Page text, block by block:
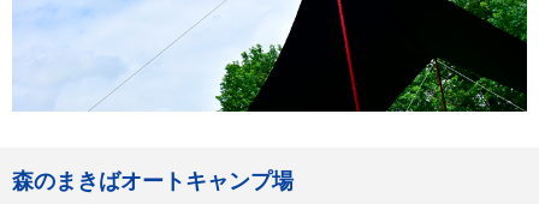
森のまきばオートキャンプ場